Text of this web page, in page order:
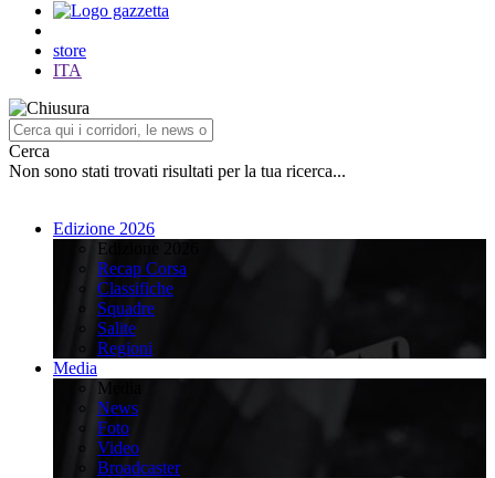
store
ITA
Cerca
Non sono stati trovati risultati per la tua ricerca...
Edizione 2026
Edizione 2026
Recap Corsa
Classifiche
Squadre
Salite
Regioni
Media
Media
News
Foto
Video
Broadcaster